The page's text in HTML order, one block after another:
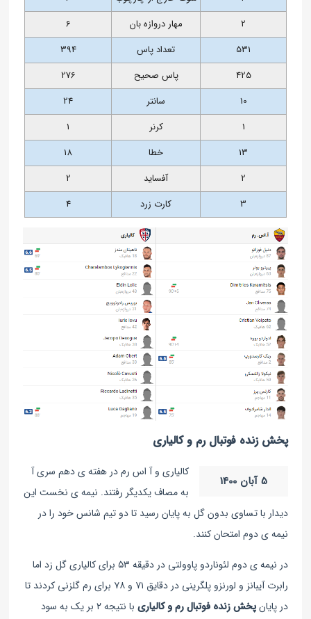
2
مهار دروازه بان
6
531
تعداد پاس
394
425
پاس صحیح
276
10
سانتر
24
1
کرنر
1
13
خطا
18
2
آفساید
2
3
کارت زرد 4
پخش زنده فوتبال رم و کالیاری
5 آبان 1400
کالیاری و آ اس رم در هفته ی دهم سری آ
به مصاف یکدیگر رفتند. نیمه ی نخست این
دیدار با تساوی بدون گل به پایان رسید تا دو تیم شانس خود را در
نیمه ی دوم امتحان کنند.
در نیمه ی دوم لئوناردو پاوولتی در دقیقه ۵۳ برای کالیاری گل زد اما
رابرت آیبانز و لورنزو پلگرینی در دقایق ۷۱ و ۷۸ برای رم گلزنی کردند تا
در پایانپخش زنده فوتبال رم و کالیاری
با نتیجه ۲ بر یک به سود